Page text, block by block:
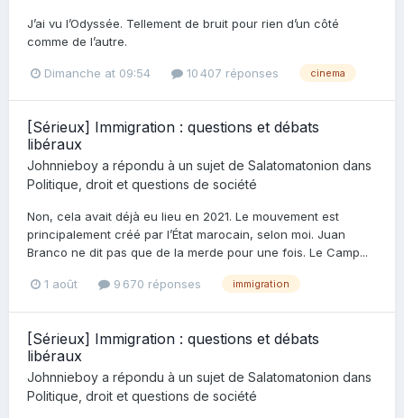
J’ai vu l’Odyssée. Tellement de bruit pour rien d’un côté
comme de l’autre.
Dimanche at 09:54 10 407 réponses cinema
[Sérieux] Immigration : questions et débats
libéraux
Johnnieboy a répondu à un sujet de Salatomatonion dans
Politique, droit et questions de société
Non, cela avait déjà eu lieu en 2021. Le mouvement est
principalement créé par l’État marocain, selon moi. Juan
Branco ne dit pas que de la merde pour une fois. Le Camp...
1 août 9 670 réponses immigration
[Sérieux] Immigration : questions et débats
libéraux
Johnnieboy a répondu à un sujet de Salatomatonion dans
Politique, droit et questions de société